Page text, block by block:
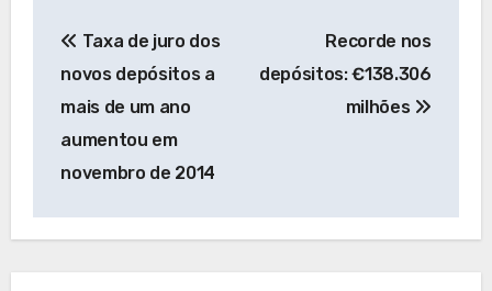
de
artigos
Taxa de juro dos
novos depósitos a
mais de um ano
aumentou em
novembro de 2014
Recorde nos
depósitos: €138.306
milhões